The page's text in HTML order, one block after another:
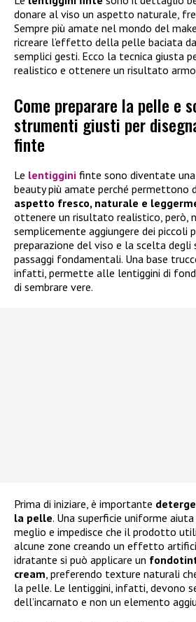
donare al viso un aspetto naturale,
Sempre più amate nel mondo del
ricreare l’effetto della pelle baciata
semplici gesti. Ecco la tecnica giusta
realistico e ottenere un risultato
Come preparare la pelle e
strumenti giusti per
finte
Le lentiggini finte sono diventate
beauty più amate perché permettono
aspetto fresco, naturale e
ottenere un risultato realistico, però,
semplicemente aggiungere dei piccoli
preparazione del viso e la scelta
passaggi fondamentali. Una base
infatti, permette alle lentiggini di
di sembrare vere.
Prima di iniziare, è importante
la pelle. Una superficie uniforme
meglio e impedisce che il prodotto
alcune zone creando un effetto
idratante si può applicare un
cream, preferendo texture naturali
la pelle. Le lentiggini, infatti, devono
dell’incarnato e non un elemento